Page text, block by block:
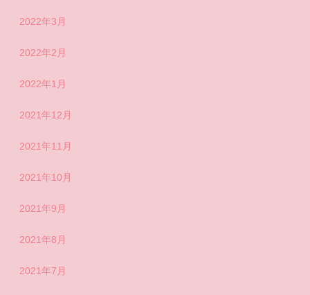
2022年3月
2022年2月
2022年1月
2021年12月
2021年11月
2021年10月
2021年9月
2021年8月
2021年7月